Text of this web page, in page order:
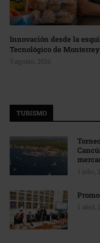
Innovación desde la
Tecnológico de Monterrey
3 agosto, 2026
TURISMO
1 julio,
1 abril,